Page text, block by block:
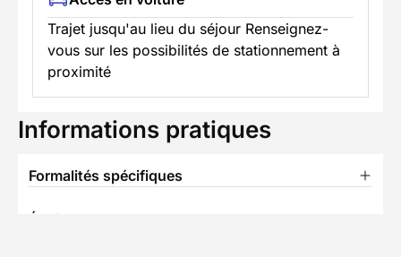
Trajet jusqu'au lieu du séjour Renseignez-
vous sur les possibilités de stationnement à
proximité
Informations pratiques
Formalités spécifiques